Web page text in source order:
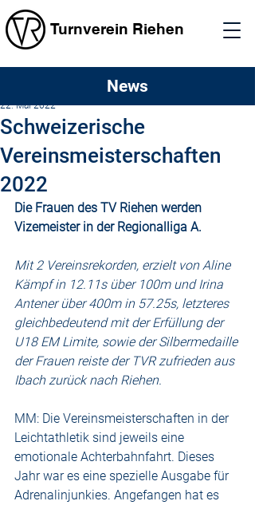
Turnverein Riehen
Schweizerische
Vereinsmeisterschaften
2022
22. Mai 2022
Die Frauen des TV Riehen werden
Vizemeister in der Regionalliga A.
Mit 2 Vereinsrekorden, erzielt von Aline
Kämpf in 12.11s über 100m und Irina
Antener über 400m in 57.25s, letzteres
gleichbedeutend mit der Erfüllung der
U18 EM Limite, sowie der Silbermedaille
der Frauen reiste der TVR zufrieden aus
Ibach zurück nach Riehen.
MM: Die Vereinsmeisterschaften in der
Leichtathletik sind jeweils eine
emotionale Achterbahnfahrt. Dieses
Jahr war es eine spezielle Ausgabe für
Adrenalinjunkies. Angefangen hat es
News